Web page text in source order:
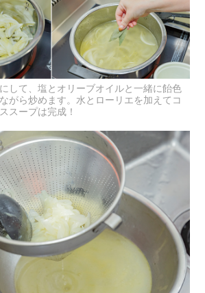
して、塩とオリーブオイルと一緒に飴色
がら炒めます。水とローリエを加えてコ
スープは完成！